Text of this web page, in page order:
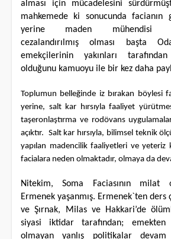
alması için mücadelesini
mahkemede ki sonucunda facianın
yerine maden mühendisi
cezalandırılmış olması başta
emekçilerinin yakınları
olduğunu kamuoyu ile bir kez daha
Toplumun belleğinde iz bırakan böylesi
yerine, salt kar hırsıyla faaliyet
taşeronlaştırma ve rodövans
açıktır. Salt kar hırsıyla, bilimsel teknik
yapılan madencilik faaliyetleri ve yeteriz
facialara neden olmaktadır, olmaya da
Nitekim, Soma Faciasının milat
Ermenek yaşanmış. Ermenek`ten ders
ve Şırnak, Milas ve Hakkari’de
siyasi iktidar tarafından;
olmayan yanlış politikalar